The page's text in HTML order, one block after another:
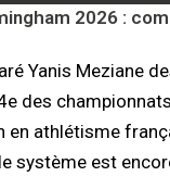
2026 :
Yanis Meziane
des
athlétisme
système est